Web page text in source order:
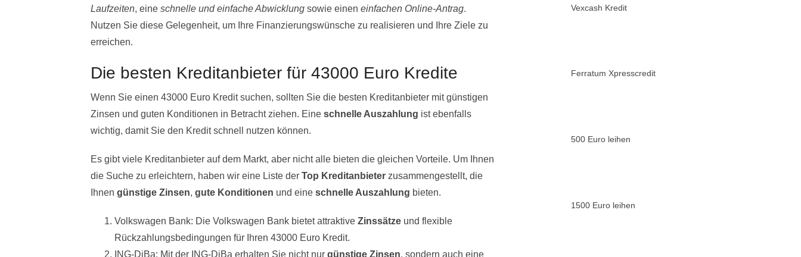
Laufzeiten, eine schnelle und einfache Abwicklung sowie einen einfachen Online-Antrag.
Nutzen Sie diese Gelegenheit, um Ihre Finanzierungswünsche zu realisieren und Ihre Ziele zu
erreichen.
Die besten Kreditanbieter für 43000 Euro Kredite
Wenn Sie einen 43000 Euro Kredit suchen, sollten Sie die besten Kreditanbieter mit günstigen
Zinsen und guten Konditionen in Betracht ziehen. Eine schnelle Auszahlung ist ebenfalls
wichtig, damit Sie den Kredit schnell nutzen können.
Es gibt viele Kreditanbieter auf dem Markt, aber nicht alle bieten die gleichen Vorteile. Um Ihnen
die Suche zu erleichtern, haben wir eine Liste der Top Kreditanbieter zusammengestellt, die
Ihnen günstige Zinsen, gute Konditionen und eine schnelle Auszahlung bieten.
Volkswagen Bank: Die Volkswagen Bank bietet attraktive Zinssätze und flexible
Rückzahlungsbedingungen für Ihren 43000 Euro Kredit.
ING-DiBa: Mit der ING-DiBa erhalten Sie nicht nur günstige Zinsen, sondern auch eine
Vexcash Kredit
Ferratum Xpresscredit
500 Euro leihen
1500 Euro leihen